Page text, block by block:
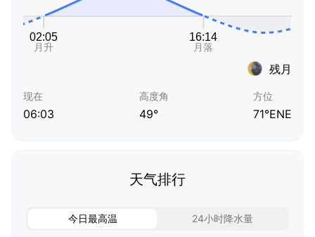
残月
现在
06:03
高度角
49°
方位
71°ENE
天气排行
今日最高温 24小时降水量